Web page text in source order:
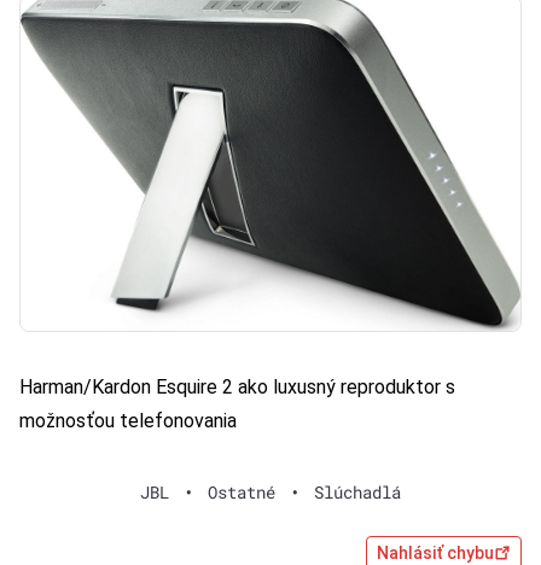
Harman/Kardon Esquire 2 ako luxusný reproduktor s
možnosťou telefonovania
JBL • Ostatné • Slúchadlá
Nahlásiť chybu